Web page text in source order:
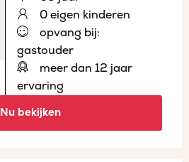
0 eigen kinderen
opvang bij:
gastouder
meer dan 12 jaar
ervaring
Nu bekijken